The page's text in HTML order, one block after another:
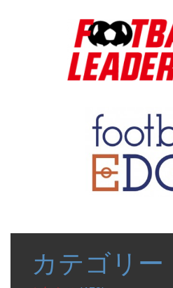
カテゴリー